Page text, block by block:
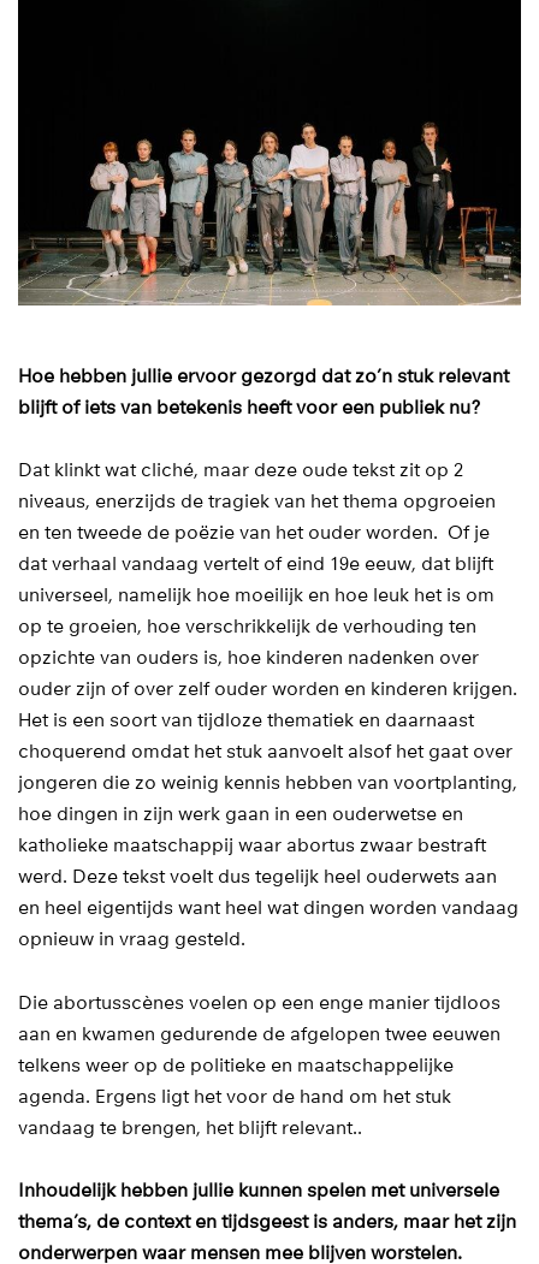
Hoe hebben jullie ervoor gezorgd dat zo’n stuk relevant
blijft of iets van betekenis heeft voor een publiek nu?
Dat klinkt wat cliché, maar deze oude tekst zit op 2
niveaus, enerzijds de tragiek van het thema opgroeien
en ten tweede de poëzie van het ouder worden. Of je
dat verhaal vandaag vertelt of eind 19e eeuw, dat blijft
universeel, namelijk hoe moeilijk en hoe leuk het is om
op te groeien, hoe verschrikkelijk de verhouding ten
opzichte van ouders is, hoe kinderen nadenken over
ouder zijn of over zelf ouder worden en kinderen krijgen.
Het is een soort van tijdloze thematiek en daarnaast
choquerend omdat het stuk aanvoelt alsof het gaat over
jongeren die zo weinig kennis hebben van voortplanting,
hoe dingen in zijn werk gaan in een ouderwetse en
katholieke maatschappij waar abortus zwaar bestraft
werd. Deze tekst voelt dus tegelijk heel ouderwets aan
en heel eigentijds want heel wat dingen worden vandaag
opnieuw in vraag gesteld.
Die abortusscènes voelen op een enge manier tijdloos
aan en kwamen gedurende de afgelopen twee eeuwen
telkens weer op de politieke en maatschappelijke
agenda. Ergens ligt het voor de hand om het stuk
vandaag te brengen, het blijft relevant..
Inhoudelijk hebben jullie kunnen spelen met universele
thema’s, de context en tijdsgeest is anders, maar het zijn
onderwerpen waar mensen mee blijven worstelen.